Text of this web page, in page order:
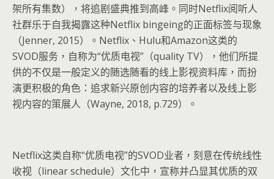
架所有集数），将追剧盛典推到高峰。同时Netflix阅听人
社群乐于自我揭露这种Netflix bingeing的正面标签与现象
（Jenner, 2015）。Netflix、Hulu和Amazon这类的
SVOD服务，自称为“优质电视”（quality TV），他们所提
供的不仅是一般定义的随选随看的线上影视资料库，而扮
演更积极的角色：追求新兴原创内容的培养者以及线上影
视内容的策展人（Wayne, 2018, p.729）。
Netflix这类自称“优质电视”的SVOD业者，刻意在传统线性
收视（linear schedule）文化中，宣称并凸显其优质的双